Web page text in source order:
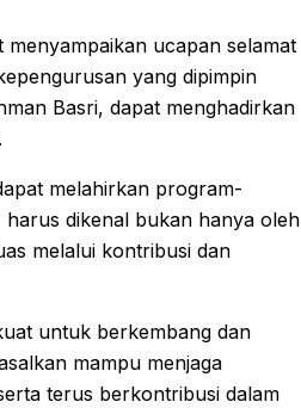
ucapan selamat
yang dipimpin
Basri, dapat menghadirkan
melahirkan program-
dikenal bukan hanya oleh
melalui kontribusi dan
untuk berkembang dan
mampu menjaga
terus berkontribusi dalam